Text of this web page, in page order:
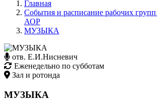
Главная
События и расписание рабочих
АОР
МУЗЫКА
отв. Е.И.Нисневич
Еженедельно по субботам
Зал и ротонда
МУЗЫКА